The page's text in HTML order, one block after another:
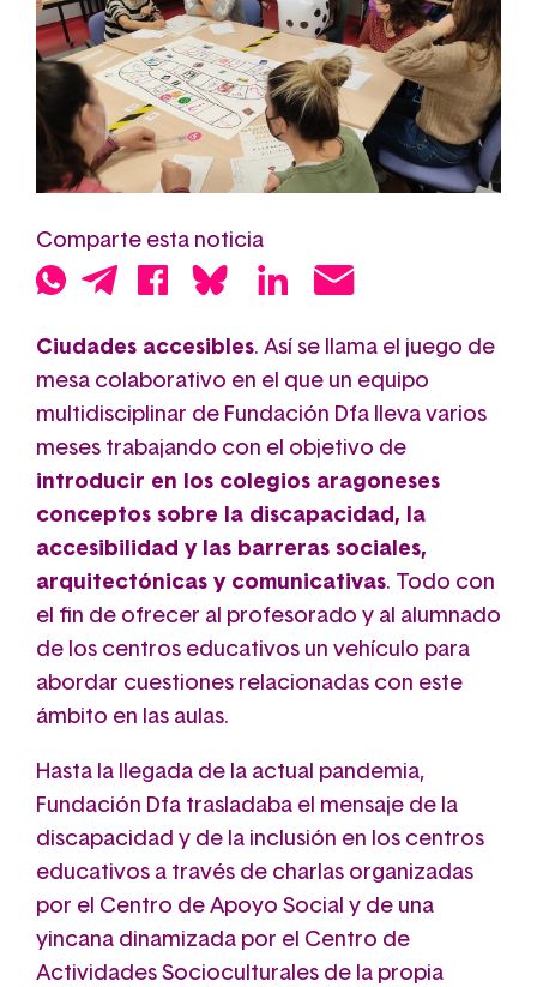
Comparte esta noticia
Ciudades accesibles. Así se llama el juego de
mesa colaborativo en el que un equipo
multidisciplinar de Fundación Dfa lleva varios
meses trabajando con el objetivo de
introducir en los colegios aragoneses
conceptos sobre la discapacidad, la
accesibilidad y las barreras sociales,
arquitectónicas y comunicativas. Todo con
el fin de ofrecer al profesorado y al alumnado
de los centros educativos un vehículo para
abordar cuestiones relacionadas con este
ámbito en las aulas.
Hasta la llegada de la actual pandemia,
Fundación Dfa trasladaba el mensaje de la
discapacidad y de la inclusión en los centros
educativos a través de charlas organizadas
por el Centro de Apoyo Social y de una
yincana dinamizada por el Centro de
Actividades Socioculturales de la propia